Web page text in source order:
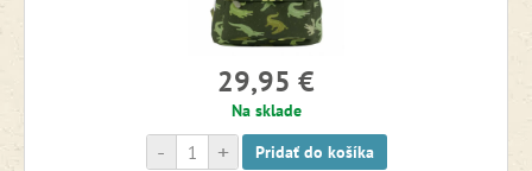
29,95 €
Na sklade
+
- Pridať do košíka